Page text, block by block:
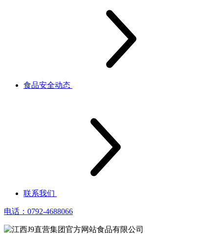
食品安全动态
联系我们
电话：0792-4688066